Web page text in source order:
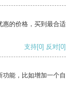
惠的价格，买到最合适
支持[0] 反对[0]
能，比如增加一个自